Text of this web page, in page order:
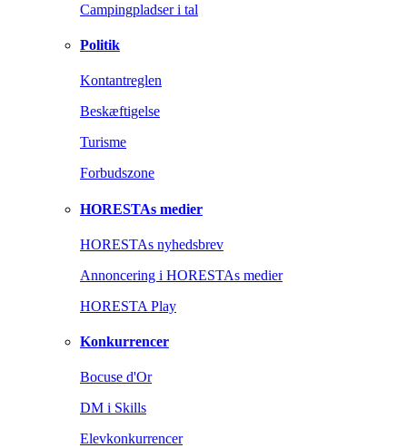
Campingpladser i tal
Politik
Kontantreglen
Beskæftigelse
Turisme
Forbudszone
HORESTAs medier
HORESTAs nyhedsbrev
Annoncering i HORESTAs medier
HORESTA Play
Konkurrencer
Bocuse d'Or
DM i Skills
Elevkonkurrencer